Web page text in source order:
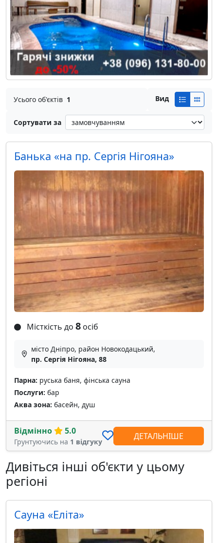
Усього об'єктів 1 Вид
Сортувати за
Банька «на пр. Сергія Нігояна»
Місткість до 8 осіб
місто Дніпро, район Новокодацький,
пр. Сергія Нігояна, 88
Парна: руська баня, фінська сауна
Послуги: бар
Аква зона: басейн, душ
Відмінно 5.0
Грунтуючись на 1 відгуку
ДЕТАЛЬНІШЕ
Дивіться інші об'єкти у цьому
регіоні
Сауна «Еліта»